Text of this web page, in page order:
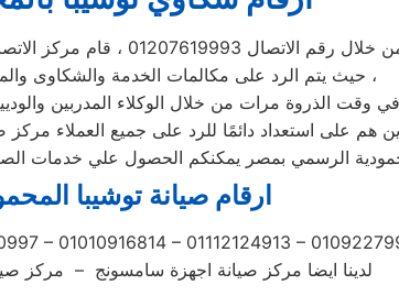
رقم الاتصال 01207619993 ، قام مركز الاتصال بتوحيد قنوات الاتصال
حيث يتم الرد على مكالمات الخدمة والشكاوى والمبيعات خلال 30 ثانية ،
وقت الذروة مرات من خلال الوكلاء المدربين
هم على استعداد دائمًا للرد على جميع العملاء مركز
الرسمي بمصر يمكنكم الحصول علي خدمات الصيانة
ارقام صيانة توشيبا
– 01010916814 – 01112124913 –
لدينا ايضا مركز صيانة اجهزة سامسونج – مركز